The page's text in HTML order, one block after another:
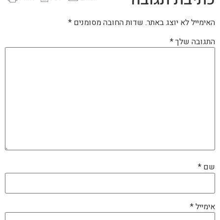
האימייל לא יוצג באתר. שדות החובה מסומנים *
התגובה שלך*
שם *
אימייל*